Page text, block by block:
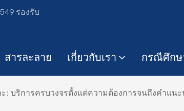
รองรับ
สารละลาย เกี่ยวกับเรา กรณีศึกษ
บริการครบวงจรตั้งแต่ความต้องการจนถึงคำแนะ